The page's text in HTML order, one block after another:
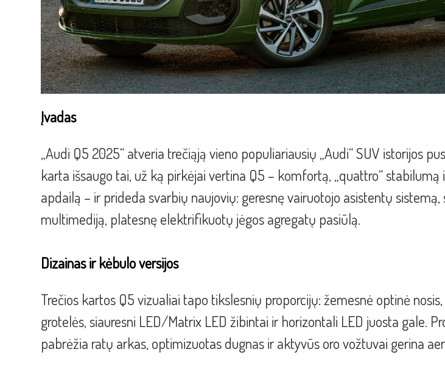
Įvadas
„Audi Q5 2025“ atveria trečiąją vieno populiariausių „Audi“ SUV istorijos
karta išsaugo tai, už ką pirkėjai vertina Q5 – komfortą, „quattro“ stabilumą
apdailą – ir prideda svarbių naujovių: geresnę vairuotojo asistentų sistemą,
multimediją, platesnę elektrifikuotų jėgos agregatų pasiūlą.
Dizainas ir kėbulo versijos
Trečios kartos Q5 vizualiai tapo tikslesnių proporcijų: žemesnė optinė
grotelės, siauresni LED/Matrix LED žibintai ir horizontali LED juosta gale.
pabrėžia ratų arkas, optimizuotas dugnas ir aktyvūs oro vožtuvai gerina